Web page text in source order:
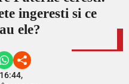
ingeresti si ce
ele?